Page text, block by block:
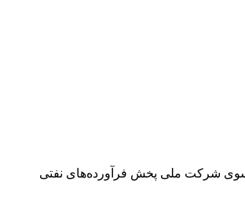
سوی شرکت ملی پخش فرآورده‌های نفتی